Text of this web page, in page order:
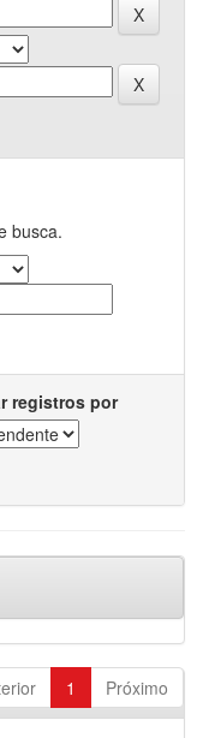
busca.
registros por
1 Próximo